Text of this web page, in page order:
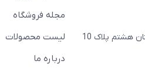
هشتم پلاک 10
مجله فروشگاه
لیست محصولات
درباره ما